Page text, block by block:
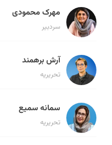
مهرک محمودی
سردبیر
آرش برهمند
تحریریه
سمانه سمیع
تحریریه